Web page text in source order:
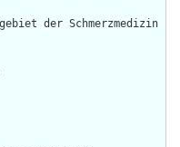
der Schmerzmedizin